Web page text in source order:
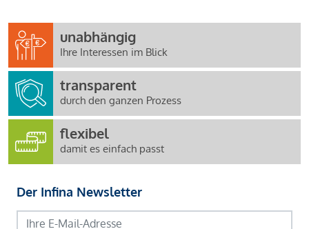
unabhängig
Ihre Interessen im Blick
transparent
durch den ganzen Prozess
flexibel
damit es einfach passt
Der Infina Newsletter